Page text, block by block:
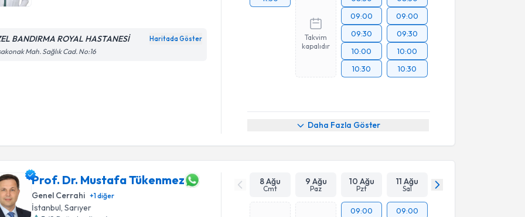
BANDIRMA ROYAL HASTANESİ Haritada Göster
Mah. Sağlık Cad. No:16
Takvim
kapalıdır
09:00
09:30
10:00
10:30
09:00
09:30
10:00
10:30
Daha Fazla Göster
Prof. Dr. Mustafa Tükenmez
Genel Cerrahi +1diğer
İstanbul , Sarıyer
8 Ağu
Cmt
9 Ağu
Paz
10 Ağu
Pzt
11 Ağu
Sal
09:00
09:00